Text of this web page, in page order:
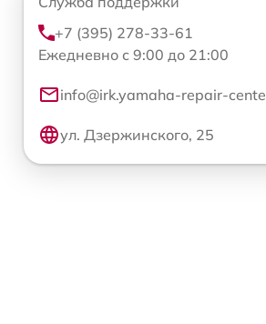
+7 (395) 278-33-61
Ежедневно с 9:00 до 21:00
info@irk.yamaha-repair-
ул. Дзержинского, 25